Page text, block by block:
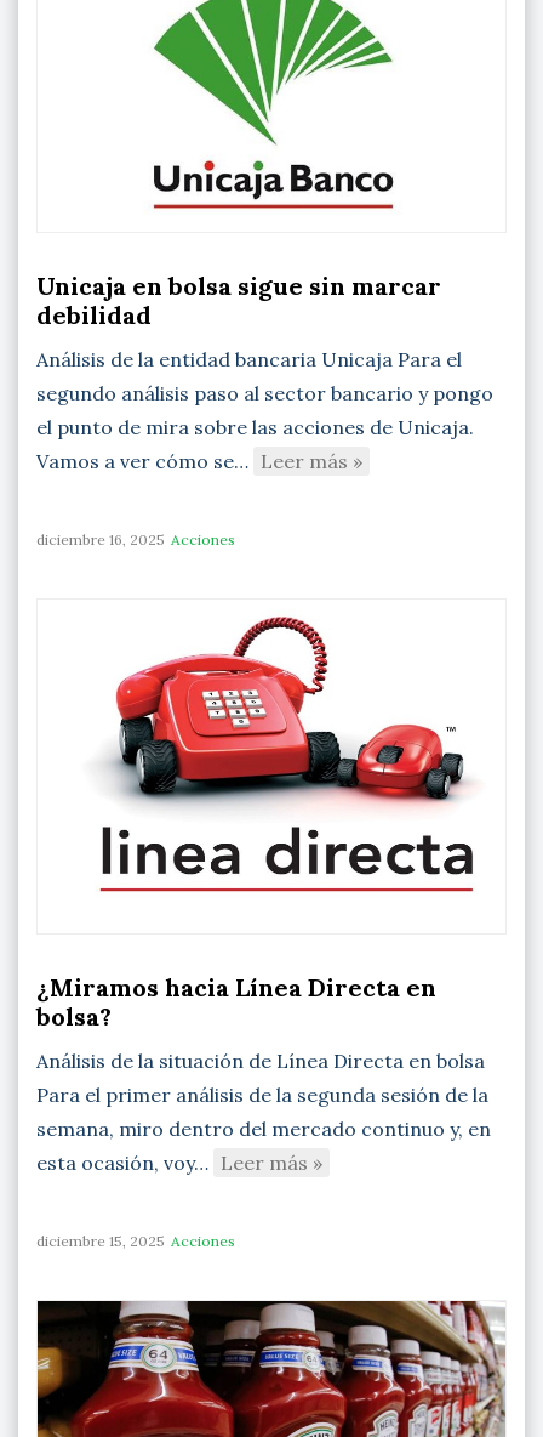
Unicaja en bolsa sigue sin marcar
debilidad
Análisis de la entidad bancaria Unicaja Para el
segundo análisis paso al sector bancario y pongo
el punto de mira sobre las acciones de Unicaja.
Vamos a ver cómo se… Leer más »
diciembre 16, 2025 Acciones
¿Miramos hacia Línea Directa en
bolsa?
Análisis de la situación de Línea Directa en bolsa
Para el primer análisis de la segunda sesión de la
semana, miro dentro del mercado continuo y, en
esta ocasión, voy… Leer más »
diciembre 15, 2025 Acciones